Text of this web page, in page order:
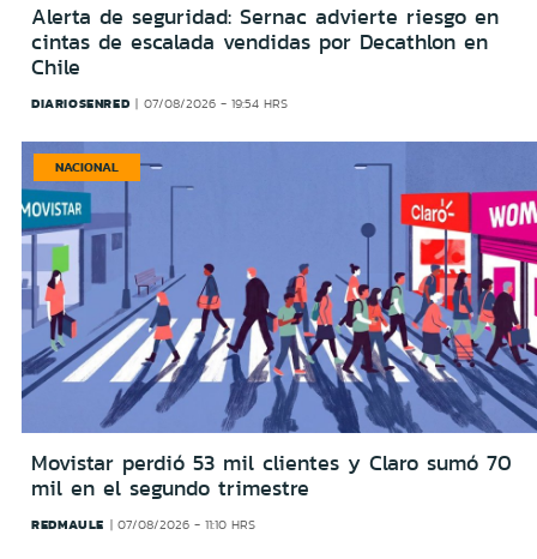
Alerta de seguridad: Sernac advierte riesgo en
cintas de escalada vendidas por Decathlon en
Chile
DIARIOSENRED 07/08/2026 - 19:54 HRS
NACIONAL
Movistar perdió 53 mil clientes y Claro sumó 70
mil en el segundo trimestre
REDMAULE 07/08/2026 - 11:10 HRS